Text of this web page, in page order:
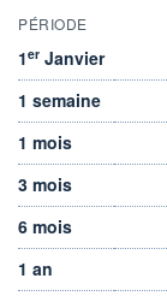
PÉRIODE
1er Janvier
1 semaine
1 mois
3 mois
6 mois
1 an